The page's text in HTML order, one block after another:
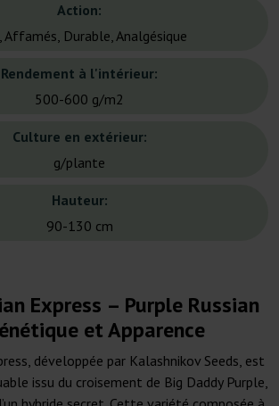
Action:
Affamés, Durable, Analgésique
Rendement à l'intérieur:
500-600 g/m2
Culture en extérieur:
g/plante
Hauteur:
90-130 cm
Express – Purple Russian
et Apparence
développée par Kalashnikov Seeds, est
issu du croisement de Big Daddy Purple,